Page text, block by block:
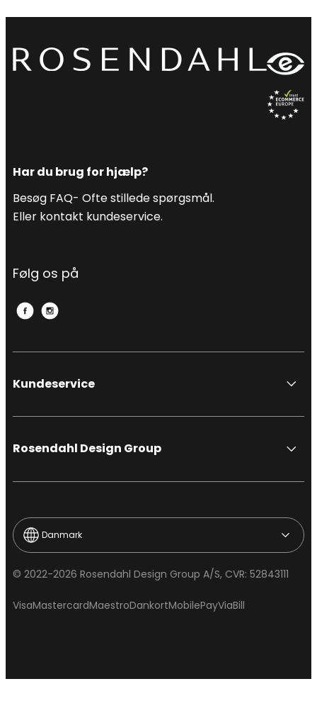
Har du brug for hjælp?
Besøg FAQ- Ofte stillede spørgsmål.
Eller kontakt kundeservice.
Følg os på
Kundeservice
Rosendahl Design Group
© 2022-2026 Rosendahl Design Group A/S, CVR: 52843111
VisaMastercardMaestroDankortMobilePayViaBill
Danmark